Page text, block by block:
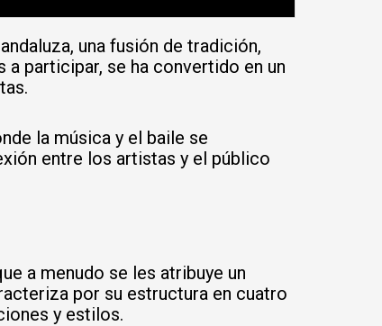
una fusión de tradición,
participar, se ha convertido en un
la música y el baile se
entre los artistas y el público
a menudo se les atribuye un
por su estructura en cuatro
y estilos.